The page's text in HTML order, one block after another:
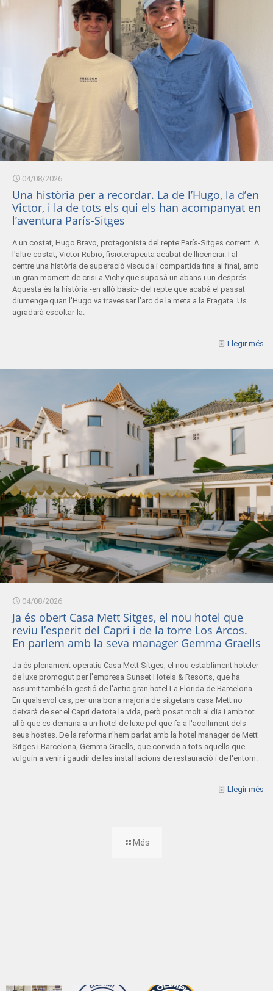
04/08/2026
Una història per a recordar. La de l’Hugo, la d’en
Victor, i la de tots els qui els han acompanyat en
l’aventura París-Sitges
A un costat, Hugo Bravo, protagonista del repte París-Sitges corrent. A
l'altre costat, Victor Rubio, fisioterapeuta acabat de llicenciar. I al
centre una història de superació viscuda i compartida fins al final, amb
un gran moment de crisi a Vichy que suposà un abans i un després.
Aquesta és la història -en allò bàsic- del repte que acabà el passat
diumenge quan l'Hugo va travessar l'arc de la meta a la Fragata. Us
agradarà escoltar-la.
Llegir més
04/08/2026
Ja és obert Casa Mett Sitges, el nou hotel que
reviu l’esperit del Capri i de la torre Los Arcos.
En parlem amb la seva manager Gemma Graells
Ja és plenament operatiu Casa Mett Sitges, el nou establiment hoteler
de luxe promogut per l'empresa Sunset Hotels & Resorts, que ha
assumit també la gestió de l'antic gran hotel La Florida de Barcelona.
En qualsevol cas, per una bona majoria de sitgetans casa Mett no
deixarà de ser el Capri de tota la vida, però posat molt al dia i amb tot
allò que es demana a un hotel de luxe pel que fa a l'acolliment dels
seus hostes. De la reforma n'hem parlat amb la hotel manager de Mett
Sitges i Barcelona, Gemma Graells, que convida a tots aquells que
vulguin a venir i gaudir de les instal·lacions de restauració i de l'entorn.
Llegir més
Més